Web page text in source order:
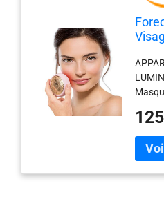
Des
que